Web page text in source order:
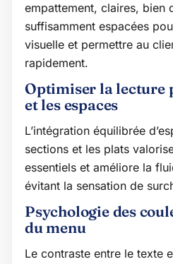
empattement, claires, bien
suffisamment espacées
visuelle et permettre au
rapidement.
Optimiser la lecture
et les espaces
L’intégration équilibrée
sections et les plats
essentiels et améliore la
évitant la sensation de
Psychologie des
du menu
Le contraste entre le texte